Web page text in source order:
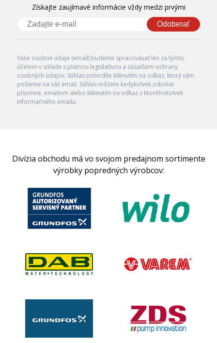
Získajte zaujímavé informácie vždy medzi prvými
Odoberať
Vaše osobné údaje (email) budeme spracovávať len za týmto
účelom v súlade s platnou legislatívou a zásadami ochrany
osobných údajov. Súhlas potvrdíte kliknutím na odkaz, ktorý vám
pošleme na váš email. Súhlas môžete kedykoľvek odvolať
písomne, emailom alebo kliknutím na odkaz z ktoréhokoľvek
informačného emailu.
Divízia obchodu má vo svojom predajnom sortimente
výrobky popredných výrobcov: